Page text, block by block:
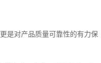
是对产品质量可靠性的有力保